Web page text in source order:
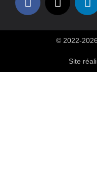
© 2022-
Site